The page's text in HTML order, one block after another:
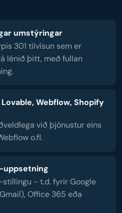
umstýringar
301 tilvísun sem er
lénið þitt, með fullan
Lovable, Webflow, Shopify
við þjónustur eins
o.fl.
uppsetning
stillingu - t.d. fyrir Google
Office 365 eða